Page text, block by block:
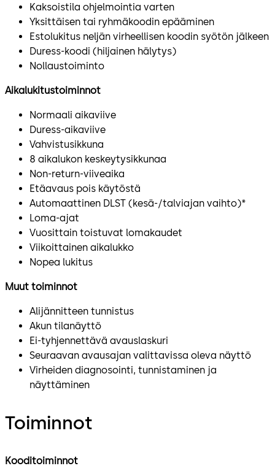
Kaksoistila ohjelmointia varten
Yksittäisen tai ryhmäkoodin epääminen
Estolukitus neljän virheellisen koodin syötön jälkeen
Duress-koodi (hiljainen hälytys)
Nollaustoiminto
Aikalukitustoiminnot
Normaali aikaviive
Duress-aikaviive
Vahvistusikkuna
8 aikalukon keskeytysikkunaa
Non-return-viiveaika
Etäavaus pois käytöstä
Automaattinen DLST (kesä-/talviajan vaihto)*
Loma-ajat
Vuosittain toistuvat lomakaudet
Viikoittainen aikalukko
Nopea lukitus
Muut toiminnot
Alijännitteen tunnistus
Akun tilanäyttö
Ei-tyhjennettävä avauslaskuri
Seuraavan avausajan valittavissa oleva näyttö
Virheiden diagnosointi, tunnistaminen ja
näyttäminen
Toiminnot
Kooditoiminnot